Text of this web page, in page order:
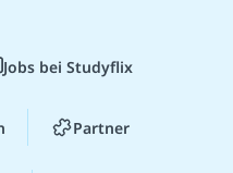
Jobs bei Studyflix
Partner